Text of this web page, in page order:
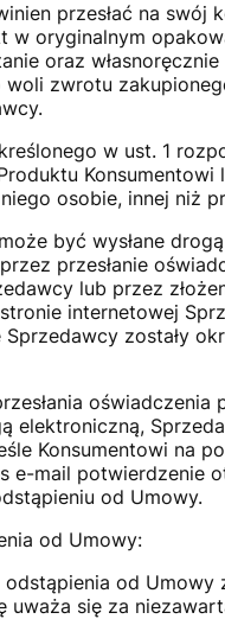
przesłać na swój
w oryginalnym
oraz
woli zwrotu
w ust. 1
Konsumentowi
osobie, innej niż
być wysłane drogą
przesłanie
lub przez
internetowej
zostały
oświadczenia
elektroniczną,
Konsumentowi na
e-mail potwierdzenie
od Umowy.
od Umowy:
od Umowy
uważa się za